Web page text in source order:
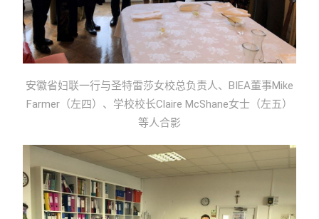
安徽省妇联一行与圣特雷莎女校总负责人、BIEA董事Mike
Farmer（左四）、学校校长Claire McShane女士（左五）
等人合影